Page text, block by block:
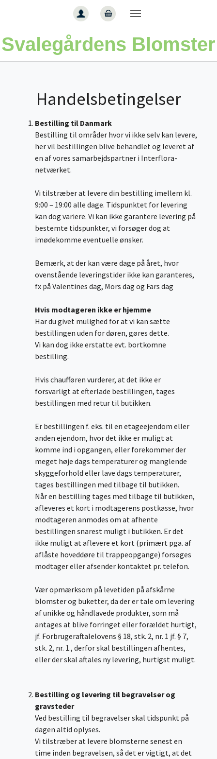
Svalegårdens Blomster
Handelsbetingelser
Bestilling til Danmark
Bestilling til områder hvor vi ikke selv kan levere,
her vil bestillingen blive behandlet og leveret af
en af vores samarbejdspartner i Interflora-
netværket.
Vi tilstræber at levere din bestilling imellem kl.
9:00 – 19:00 alle dage. Tidspunktet for levering
kan dog variere. Vi kan ikke garantere levering på
bestemte tidspunkter, vi forsøger dog at
imødekomme eventuelle ønsker.
Bemærk, at der kan være dage på året, hvor
ovenstående leveringstider ikke kan garanteres,
fx på Valentines dag, Mors dag og Fars dag
Hvis modtageren ikke er hjemme
Har du givet mulighed for at vi kan sætte
bestillingen uden for døren, gøres dette.
Vi kan dog ikke erstatte evt. bortkomne
bestilling.
Hvis chaufføren vurderer, at det ikke er
forsvarligt at efterlade bestillingen, tages
bestillingen med retur til butikken.
Er bestillingen f. eks. til en etageejendom eller
anden ejendom, hvor det ikke er muligt at
komme ind i opgangen, eller forekommer der
meget høje dags temperaturer og manglende
skyggeforhold eller lave dags temperaturer,
tages bestillingen med tilbage til butikken.
Når en bestilling tages med tilbage til butikken,
afleveres et kort i modtagerens postkasse, hvor
modtageren anmodes om at afhente
bestillingen snarest muligt i butikken. Er det
ikke muligt at aflevere et kort (primært pga. af
aflåste hoveddøre til trappeopgange) forsøges
modtager eller afsender kontaktet pr. telefon.
Vær opmærksom på levetiden på afskårne
blomster og buketter, da der er tale om levering
af unikke og håndlavede produkter, som må
antages at blive forringet eller forældet hurtigt,
jf. Forbrugeraftalelovens § 18, stk. 2, nr. 1 jf. § 7,
stk. 2, nr. 1., derfor skal bestillingen afhentes,
eller der skal aftales ny levering, hurtigst muligt.
Bestilling og levering til begravelser og
gravsteder
Ved bestilling til begravelser skal tidspunkt på
dagen altid oplyses.
Vi tilstræber at levere blomsterne senest en
time inden begravelsen, så det er vigtigt, at det